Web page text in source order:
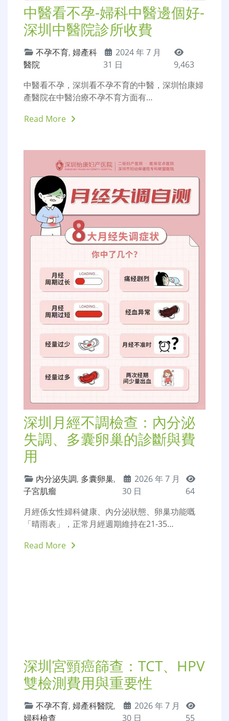
的費用因多種因素而異，包括醫院…
Read More
中醫看不孕-婦科中醫邊個好-
深圳中醫院診所收費
不孕不育,婦產科
醫院
2024 年 7 月
31 日
中醫看不孕，深圳看不孕不育的中醫，深圳怡康婦
產醫院在中醫治療不孕不育方面有…
Read More
月經係女性婦科健康、內分泌狀態、卵巢功能嘅
「晴雨表」，正常月經週期維持在21-35…
Read More